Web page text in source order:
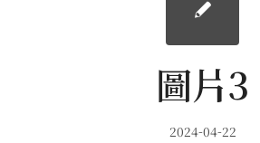
圖片3
2024-04-22